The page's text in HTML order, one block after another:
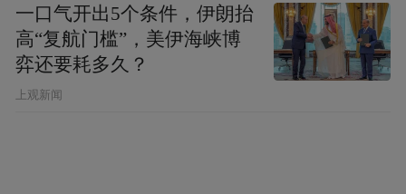
一口气开出5个条件，伊朗抬
高“复航门槛”，美伊海峡博
弈还要耗多久？
上观新闻